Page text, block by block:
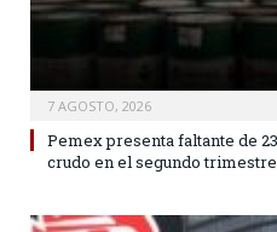
7 AGOSTO, 2026
Pemex presenta faltante de
crudo en el segundo